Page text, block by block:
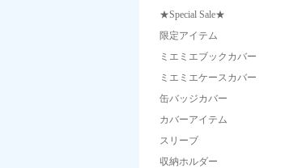
★Special Sale★
限定アイテム
ミエミエブックカバー
ミエミエケースカバー
缶バッジカバー
カバーアイテム
スリーブ
収納ホルダー